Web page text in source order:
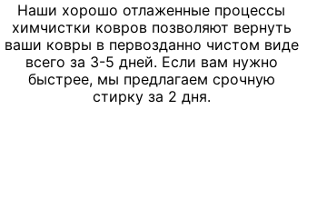
Наши хорошо отлаженные процессы
химчистки ковров позволяют вернуть
ваши ковры в первозданно чистом виде
всего за 3-5 дней. Если вам нужно
быстрее, мы предлагаем срочную
стирку за 2 дня.